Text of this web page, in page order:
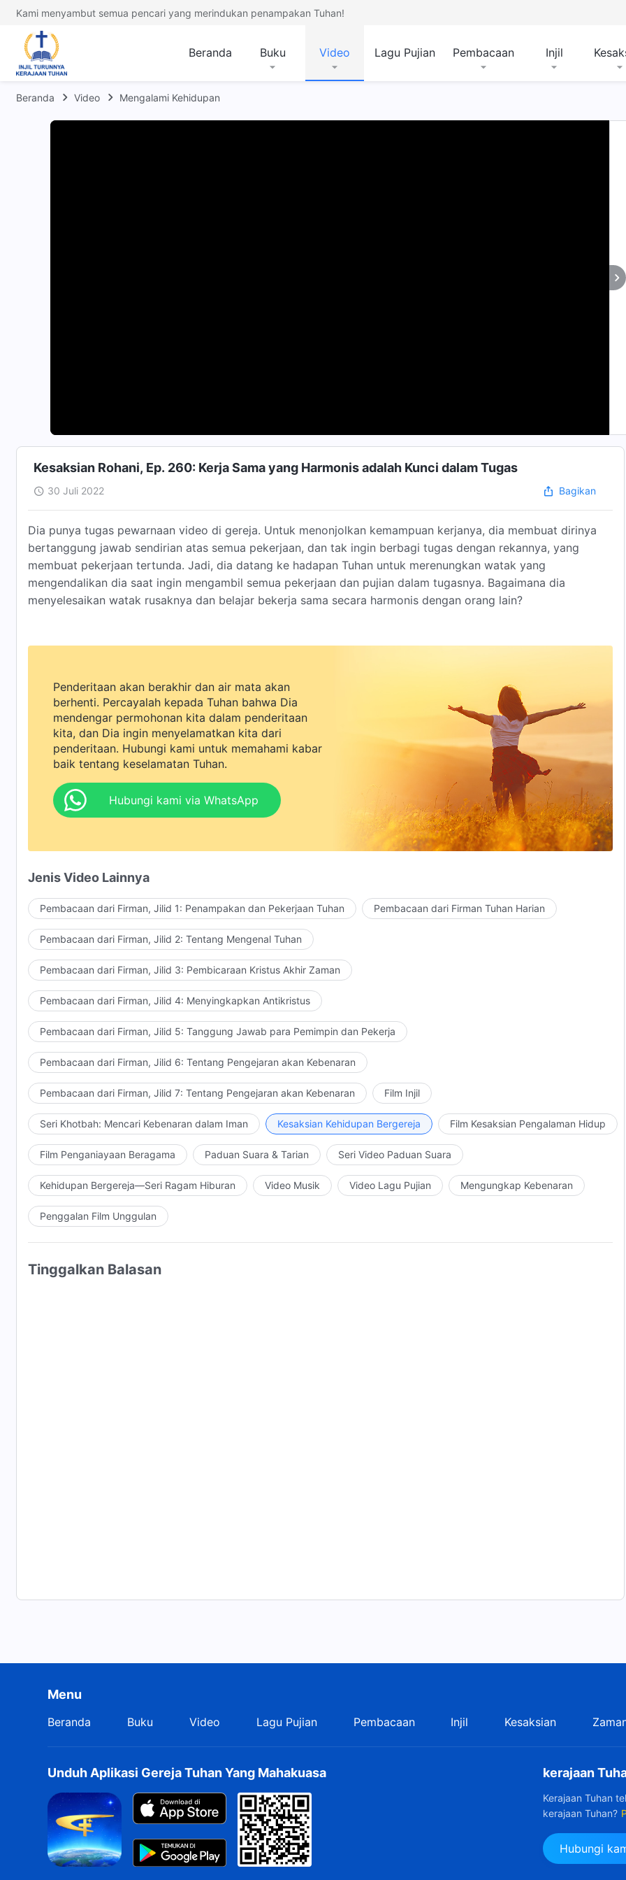
Kami menyambut semua pencari yang merindukan penampakan Tuhan!
Beranda Buku Video Lagu Pujian Pembacaan Injil
Beranda Video Mengalami Kehidupan
Kesaksian Rohani, Ep. 260: Kerja Sama yang Harmonis adalah Kunci dalam Tugas
30 Juli 2022 Bagikan
Dia punya tugas pewarnaan video di gereja. Untuk menonjolkan kemampuan kerjanya, dia membuat dirinya
bertanggung jawab sendirian atas semua pekerjaan, dan tak ingin berbagi tugas dengan rekannya, yang
membuat pekerjaan tertunda. Jadi, dia datang ke hadapan Tuhan untuk merenungkan watak yang
mengendalikan dia saat ingin mengambil semua pekerjaan dan pujian dalam tugasnya. Bagaimana dia
menyelesaikan watak rusaknya dan belajar bekerja sama secara harmonis dengan orang lain?
Penderitaan akan berakhir dan air mata akan
berhenti. Percayalah kepada Tuhan bahwa Dia
mendengar permohonan kita dalam penderitaan
kita, dan Dia ingin menyelamatkan kita dari
penderitaan. Hubungi kami untuk memahami kabar
baik tentang keselamatan Tuhan.
Hubungi kami via WhatsApp
Jenis Video Lainnya
Pembacaan dari Firman, Jilid 1: Penampakan dan Pekerjaan Tuhan Pembacaan dari Firman Tuhan Harian
Pembacaan dari Firman, Jilid 2: Tentang Mengenal Tuhan
Pembacaan dari Firman, Jilid 3: Pembicaraan Kristus Akhir Zaman
Pembacaan dari Firman, Jilid 4: Menyingkapkan Antikristus
Pembacaan dari Firman, Jilid 5: Tanggung Jawab para Pemimpin dan Pekerja
Pembacaan dari Firman, Jilid 6: Tentang Pengejaran akan Kebenaran
Pembacaan dari Firman, Jilid 7: Tentang Pengejaran akan Kebenaran Film Injil
Seri Khotbah: Mencari Kebenaran dalam Iman Kesaksian Kehidupan Bergereja Film Kesaksian Pengalaman Hidup
Film Penganiayaan Beragama Paduan Suara & Tarian Seri Video Paduan Suara
Kehidupan Bergereja—Seri Ragam Hiburan Video Musik Video Lagu Pujian Mengungkap Kebenaran
Penggalan Film Unggulan
Tinggalkan Balasan
Menu
Beranda Buku Video Lagu Pujian Pembacaan Injil Kesaksian
Unduh Aplikasi Gereja Tuhan Yang Mahakuasa kerajaan
Kerajaan Tuhan
kerajaan Tuhan?
Hubungi